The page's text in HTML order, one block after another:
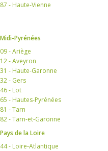
87 - Haute-Vienne
Midi-Pyrénées
09 - Ariège
12 - Aveyron
31 - Haute-Garonne
32 - Gers
46 - Lot
65 - Hautes-Pyrénées
81 - Tarn
82 - Tarn-et-Garonne
Pays de la Loire
44 - Loire-Atlantique